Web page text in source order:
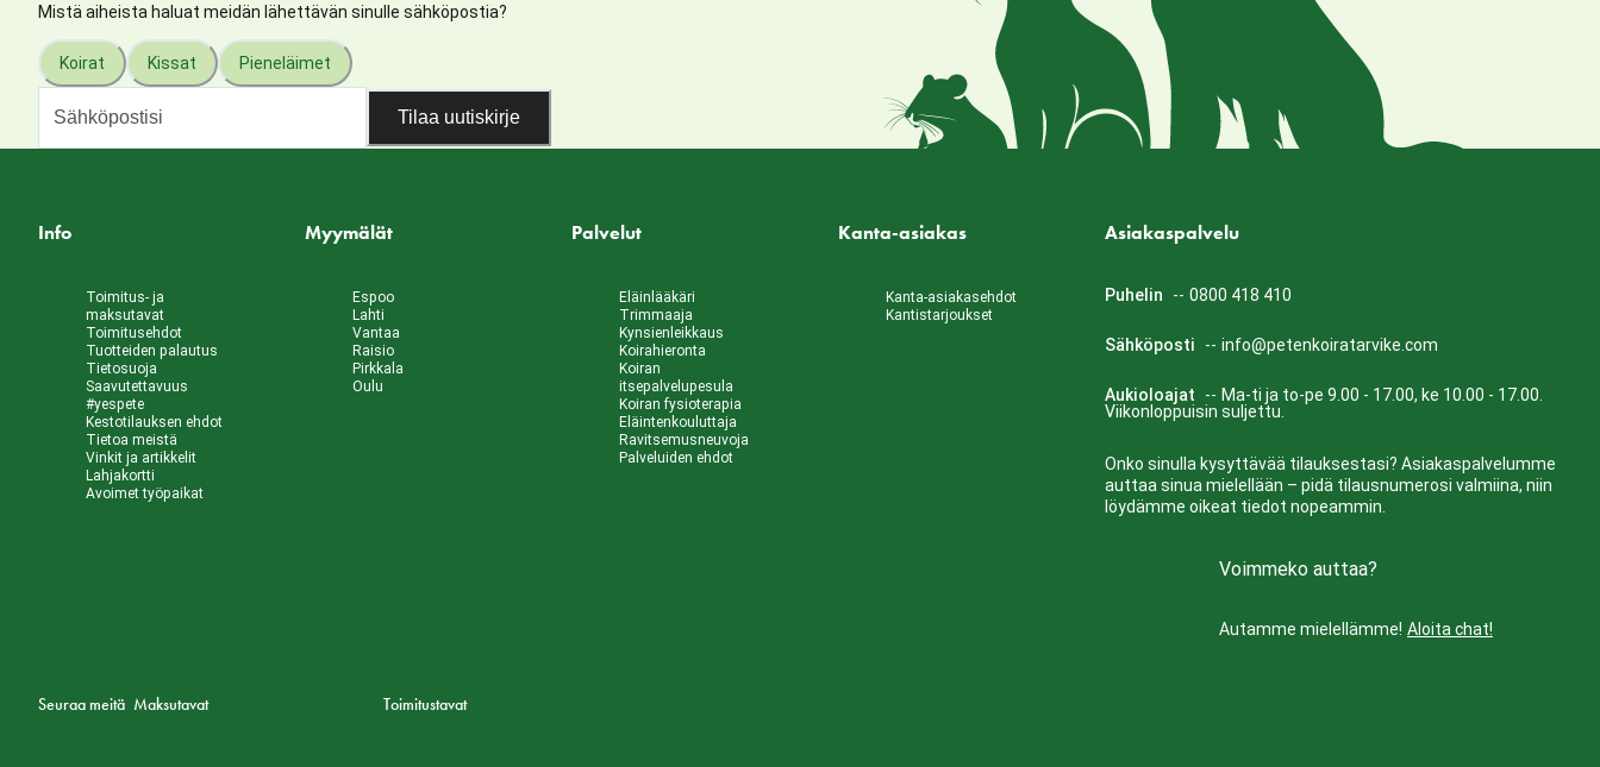
Mistä aiheista haluat meidän lähettävän sinulle sähköpostia?
Koirat Kissat Pieneläimet
Tilaa uutiskirje
Info
Toimitus- ja
maksutavat
Toimitusehdot
Tuotteiden palautus
Tietosuoja
Saavutettavuus
#yespete
Kestotilauksen ehdot
Tietoa meistä
Vinkit ja artikkelit
Lahjakortti
Avoimet työpaikat
Myymälät
Espoo
Lahti
Vantaa
Raisio
Pirkkala
Oulu
Palvelut
Eläinlääkäri
Trimmaaja
Kynsienleikkaus
Koirahieronta
Koiran
itsepalvelupesula
Koiran fysioterapia
Eläintenkouluttaja
Ravitsemusneuvoja
Palveluiden ehdot
Kanta-asiakas
Kanta-asiakasehdot
Kantistarjoukset
Asiakaspalvelu
Puhelin -- 0800 418 410
Sähköposti -- info@petenkoiratarvike.com
Aukioloajat -- Ma-ti ja to-pe 9.00 - 17.00, ke 10.00 - 17.00.
Viikonloppuisin suljettu.
Onko sinulla kysyttävää tilauksestasi? Asiakaspalvelumme
auttaa sinua mielellään – pidä tilausnumerosi valmiina, niin
löydämme oikeat tiedot nopeammin.
Voimmeko auttaa?
Autamme mielellämme! Aloita chat!
Seuraa meitä Maksutavat Toimitustavat